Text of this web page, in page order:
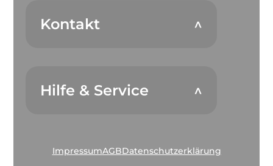
Kontakt
Hilfe & Service
ImpressumAGBDatenschutzerklärung